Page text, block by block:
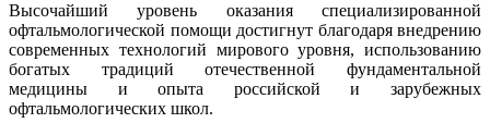
Высочайший уровень оказания специализированной
офтальмологической помощи достигнут благодаря внедрению
современных технологий мирового уровня, использованию
богатых традиций отечественной фундаментальной
медицины и опыта российской и зарубежных
офтальмологических школ.